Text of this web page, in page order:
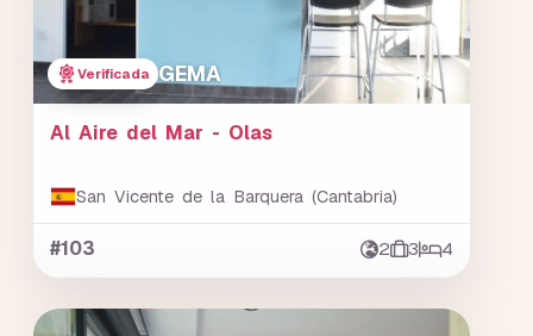
Verificada GEMA
Al Aire del Mar - Olas
San Vicente de la Barquera (Cantabria)
#103 2 3 4